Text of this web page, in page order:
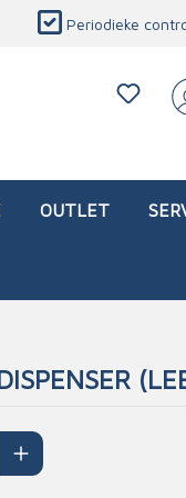
Periodieke
OUTLET